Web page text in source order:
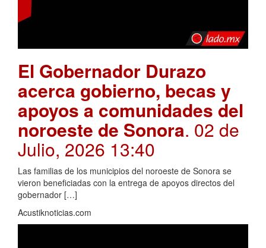
El Gobernador Durazo
acerca gobierno, becas y
apoyos a comunidades del
noroeste de Sonora. 02 de
Julio, 2026 13:40
Las familias de los municipios del noroeste de Sonora se
vieron beneficiadas con la entrega de apoyos directos del
gobernador […]
Acustiknoticias.com